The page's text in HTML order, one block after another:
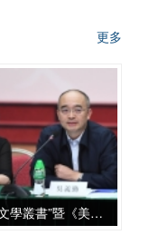
更多
“澳門文學叢書”暨《美麗澳門》座談會